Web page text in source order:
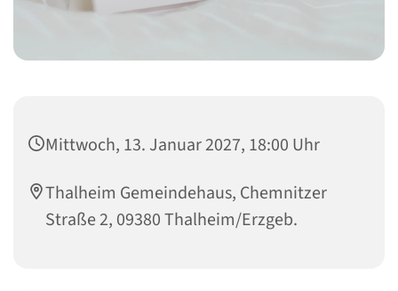
Mittwoch, 13. Januar 2027, 18:00 Uhr
Thalheim Gemeindehaus, Chemnitzer
Straße 2, 09380 Thalheim/Erzgeb.